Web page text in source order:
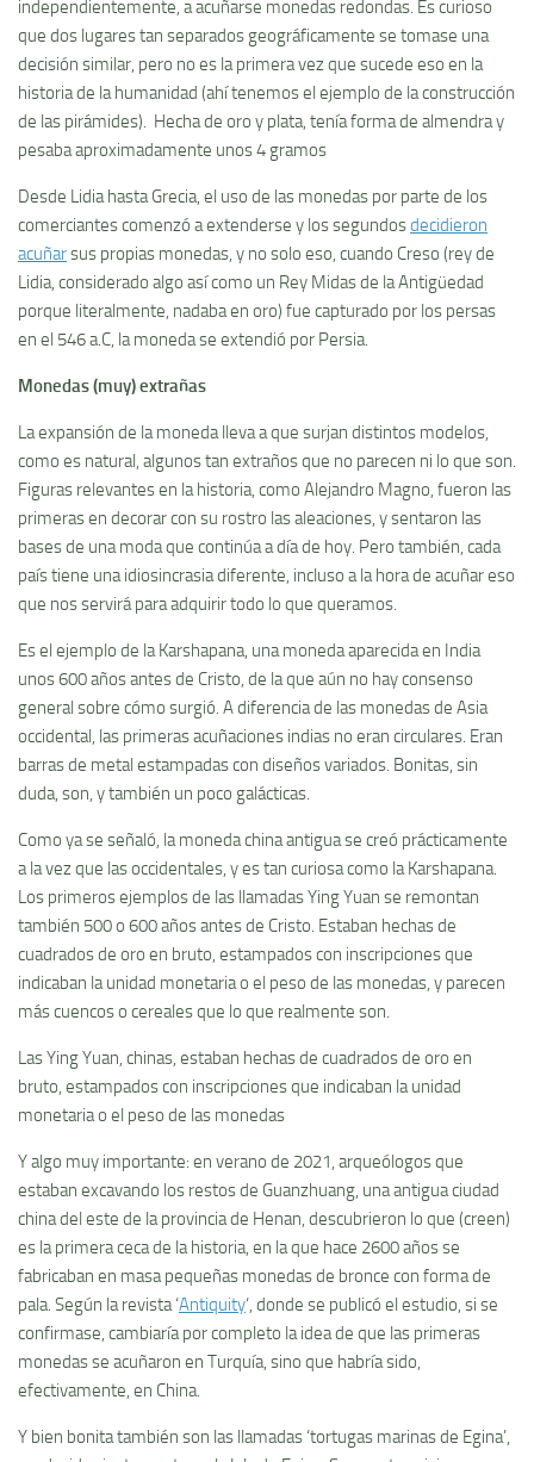
independientemente, a acuñarse monedas redondas. Es curioso
que dos lugares tan separados geográficamente se tomase una
decisión similar, pero no es la primera vez que sucede eso en la
historia de la humanidad (ahí tenemos el ejemplo de la construcción
de las pirámides). Hecha de oro y plata, tenía forma de almendra y
pesaba aproximadamente unos 4 gramos
Desde Lidia hasta Grecia, el uso de las monedas por parte de los
comerciantes comenzó a extenderse y los segundosdecidieron
acuñarsus propias monedas, y no solo eso, cuando Creso (rey de
Lidia, considerado algo así como un Rey Midas de la Antigüedad
porque literalmente, nadaba en oro) fue capturado por los persas
en el 546 a.C, la moneda se extendió por Persia.
Monedas (muy) extrañas
La expansión de la moneda lleva a que surjan distintos modelos,
como es natural, algunos tan extraños que no parecen ni lo que son.
Figuras relevantes en la historia, como Alejandro Magno, fueron las
primeras en decorar con su rostro las aleaciones, y sentaron las
bases de una moda que continúa a día de hoy. Pero también, cada
país tiene una idiosincrasia diferente, incluso a la hora de acuñar eso
que nos servirá para adquirir todo lo que queramos.
Es el ejemplo de la Karshapana, una moneda aparecida en India
unos 600 años antes de Cristo, de la que aún no hay consenso
general sobre cómo surgió. A diferencia de las monedas de Asia
occidental, las primeras acuñaciones indias no eran circulares. Eran
barras de metal estampadas con diseños variados. Bonitas, sin
duda, son, y también un poco galácticas.
Como ya se señaló, la moneda china antigua se creó prácticamente
a la vez que las occidentales, y es tan curiosa como la Karshapana.
Los primeros ejemplos de las llamadas Ying Yuan se remontan
también 500 o 600 años antes de Cristo. Estaban hechas de
cuadrados de oro en bruto, estampados con inscripciones que
indicaban la unidad monetaria o el peso de las monedas, y parecen
más cuencos o cereales que lo que realmente son.
Las Ying Yuan, chinas, estaban hechas de cuadrados de oro en
bruto, estampados con inscripciones que indicaban la unidad
monetaria o el peso de las monedas
Y algo muy importante: en verano de 2021, arqueólogos que
estaban excavando los restos de Guanzhuang, una antigua ciudad
china del este de la provincia de Henan, descubrieron lo que (creen)
es la primera ceca de la historia, en la que hace 2600 años se
fabricaban en masa pequeñas monedas de bronce con forma de
pala. Según la revista ‘Antiquity‘, donde se publicó el estudio, si se
confirmase, cambiaría por completo la idea de que las primeras
monedas se acuñaron en Turquía, sino que habría sido,
efectivamente, en China.
Y bien bonita también son las llamadas ‘tortugas marinas de Egina’,